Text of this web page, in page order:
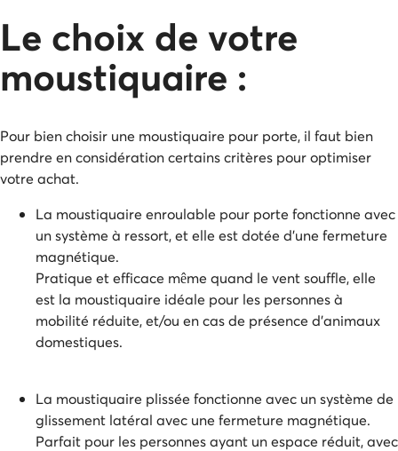
Le choix de votre
moustiquaire :
Pour bien choisir une moustiquaire pour porte, il faut bien
prendre en considération certains critères pour optimiser
votre achat.
La moustiquaire enroulable pour porte fonctionne avec
un système à ressort, et elle est dotée d'une fermeture
magnétique.
Pratique et efficace même quand le vent souffle, elle
est la moustiquaire idéale pour les personnes à
mobilité réduite, et/ou en cas de présence d'animaux
domestiques.
La moustiquaire plissée fonctionne avec un système de
glissement latéral avec une fermeture magnétique.
Parfait pour les personnes ayant un espace réduit, avec